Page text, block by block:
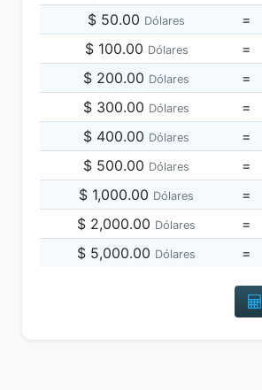
$ 50.00 Dólares =
$ 100.00 Dólares =
$ 200.00 Dólares =
$ 300.00 Dólares =
$ 400.00 Dólares =
$ 500.00 Dólares =
$ 1,000.00 Dólares =
$ 2,000.00 Dólares =
$ 5,000.00 Dólares =